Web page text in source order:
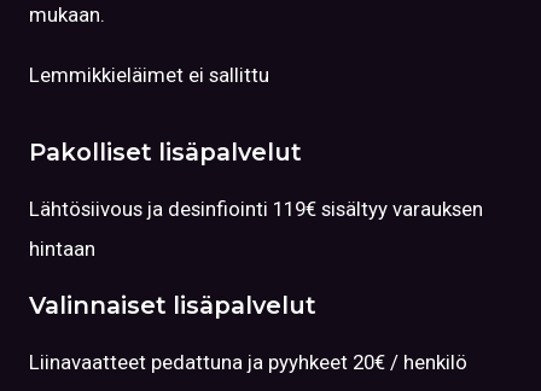
mukaan.
Lemmikkieläimet ei sallittu
Pakolliset lisäpalvelut
Lähtösiivous ja desinfiointi 119€ sisältyy varauksen
hintaan
Valinnaiset lisäpalvelut
Liinavaatteet pedattuna ja pyyhkeet 20€ / henkilö